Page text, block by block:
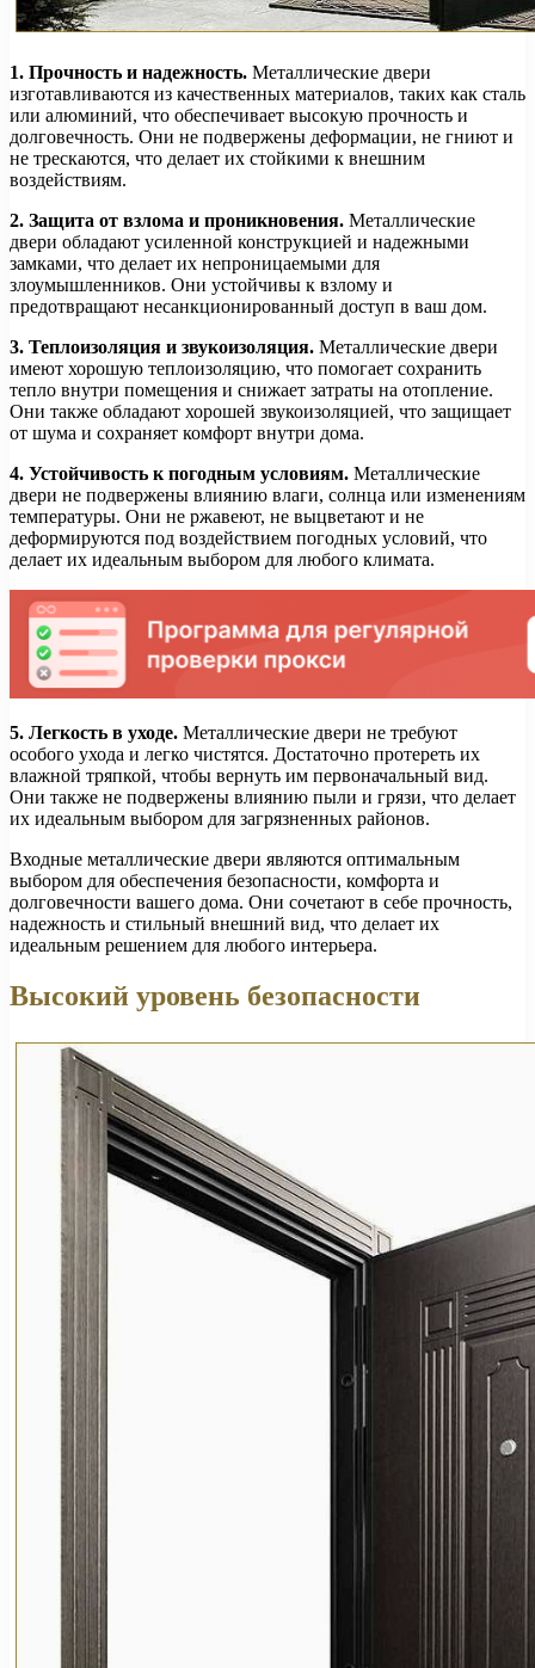
1. Прочность и надежность. Металлические двери
изготавливаются из качественных материалов, таких как сталь
или алюминий, что обеспечивает высокую прочность и
долговечность. Они не подвержены деформации, не гниют и
не трескаются, что делает их стойкими к внешним
воздействиям.
2. Защита от взлома и проникновения. Металлические
двери обладают усиленной конструкцией и надежными
замками, что делает их непроницаемыми для
злоумышленников. Они устойчивы к взлому и
предотвращают несанкционированный доступ в ваш дом.
3. Теплоизоляция и звукоизоляция. Металлические двери
имеют хорошую теплоизоляцию, что помогает сохранить
тепло внутри помещения и снижает затраты на отопление.
Они также обладают хорошей звукоизоляцией, что защищает
от шума и сохраняет комфорт внутри дома.
4. Устойчивость к погодным условиям. Металлические
двери не подвержены влиянию влаги, солнца или изменениям
температуры. Они не ржавеют, не выцветают и не
деформируются под воздействием погодных условий, что
делает их идеальным выбором для любого климата.
5. Легкость в уходе. Металлические двери не требуют
особого ухода и легко чистятся. Достаточно протереть их
влажной тряпкой, чтобы вернуть им первоначальный вид.
Они также не подвержены влиянию пыли и грязи, что делает
их идеальным выбором для загрязненных районов.
Входные металлические двери являются оптимальным
выбором для обеспечения безопасности, комфорта и
долговечности вашего дома. Они сочетают в себе прочность,
надежность и стильный внешний вид, что делает их
идеальным решением для любого интерьера.
Высокий уровень безопасности